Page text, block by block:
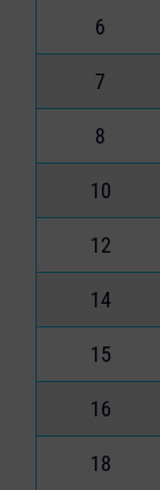
6
7
8
10
12
14
15
16
18